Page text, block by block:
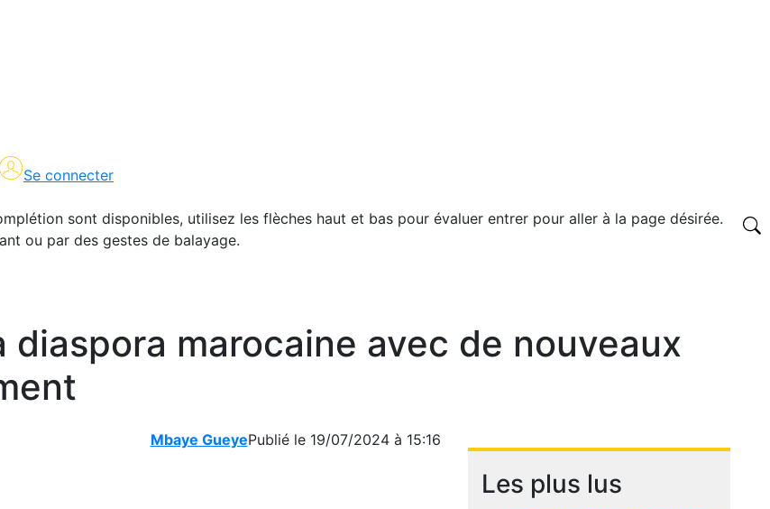
Se connecter
sont disponibles, utilisez les flèches haut et bas pour évaluer entrer pour aller à la page désirée.
ou par des gestes de balayage.
diaspora marocaine avec de nouveaux
Mbaye GueyePublié le 19/07/2024 à 15:16
Les plus lus